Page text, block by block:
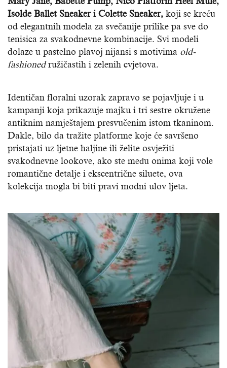
Isolde Ballet Sneaker i Colette Sneaker, koji se kreću
od elegantnih modela za svečanije prilike pa sve do
tenisica za svakodnevne kombinacije. Svi modeli
dolaze u pastelno plavoj nijansi s motivima old-
fashionedružičastih i zelenih cvjetova.
Identičan floralni uzorak zapravo se pojavljuje i u
kampanji koja prikazuje majku i tri sestre okružene
antiknim namještajem presvučenim istom tkaninom.
Dakle, bilo da tražite platforme koje će savršeno
pristajati uz ljetne haljine ili želite osvježiti
svakodnevne lookove, ako ste među onima koji vole
romantične detalje i ekscentrične siluete, ova
kolekcija mogla bi biti pravi modni ulov ljeta.